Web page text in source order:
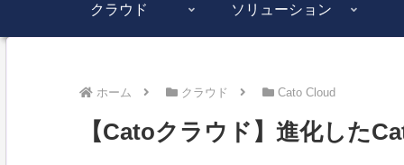
クラウド ソリューション
ホーム クラウド Cato Cloud
【Catoクラウド】進化した